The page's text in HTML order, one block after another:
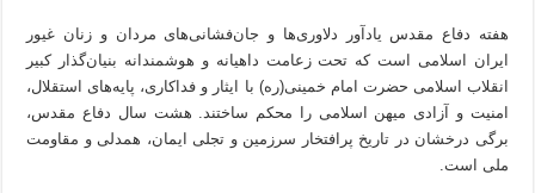
هفته دفاع مقدس یادآور دلاوری‌ها و جان‌فشانی‌های مردان و زنان غیور
ایران اسلامی است که تحت زعامت داهیانه و هوشمندانه بنیان‌گذار کبیر
انقلاب اسلامی حضرت امام خمینی(ره) با ایثار و فداکاری، پایه‌های استقلال،
امنیت و آزادی میهن اسلامی را محکم ساختند. هشت سال دفاع مقدس،
برگی درخشان در تاریخ پرافتخار سرزمین و تجلی ایمان، همدلی و مقاومت
ملی است.